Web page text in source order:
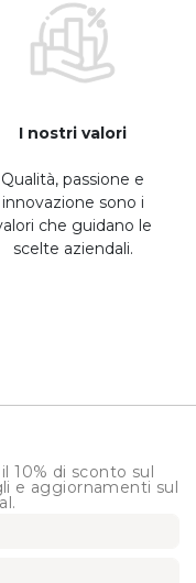
I nostri valori
Qualità, passione e
innovazione sono i
che guidano le
scelte aziendali.
10% di sconto sul
e aggiornamenti sul